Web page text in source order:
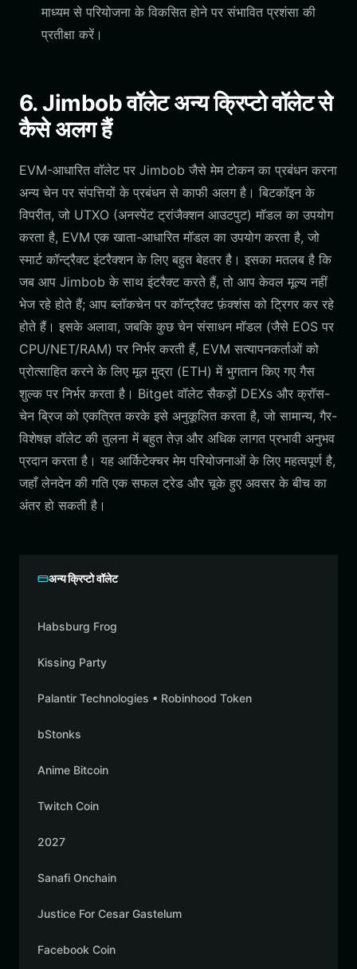
माध्यम से परियोजना के विकसित होने पर संभावित प्रशंसा की
प्रतीक्षा करें।
6. Jimbob वॉलेट अन्य क्रिप्टो वॉलेट से
कैसे अलग हैं
EVM-आधारित वॉलेट पर Jimbob जैसे मेम टोकन का प्रबंधन करना
अन्य चेन पर संपत्तियों के प्रबंधन से काफी अलग है। बिटकॉइन के
विपरीत, जो UTXO (अनस्पेंट ट्रांजैक्शन आउटपुट) मॉडल का उपयोग
करता है, EVM एक खाता-आधारित मॉडल का उपयोग करता है, जो
स्मार्ट कॉन्ट्रैक्ट इंटरैक्शन के लिए बहुत बेहतर है। इसका मतलब है कि
जब आप Jimbob के साथ इंटरैक्ट करते हैं, तो आप केवल मूल्य नहीं
भेज रहे होते हैं; आप ब्लॉकचेन पर कॉन्ट्रैक्ट फ़ंक्शंस को ट्रिगर कर रहे
होते हैं। इसके अलावा, जबकि कुछ चेन संसाधन मॉडल (जैसे EOS पर
CPU/NET/RAM) पर निर्भर करती हैं, EVM सत्यापनकर्ताओं को
प्रोत्साहित करने के लिए मूल मुद्रा (ETH) में भुगतान किए गए गैस
शुल्क पर निर्भर करता है। Bitget वॉलेट सैकड़ों DEXs और क्रॉस-
चेन ब्रिज को एकत्रित करके इसे अनुकूलित करता है, जो सामान्य, गैर-
विशेषज्ञ वॉलेट की तुलना में बहुत तेज़ और अधिक लागत प्रभावी अनुभव
प्रदान करता है। यह आर्किटेक्चर मेम परियोजनाओं के लिए महत्वपूर्ण है,
जहाँ लेनदेन की गति एक सफल ट्रेड और चूके हुए अवसर के बीच का
अंतर हो सकती है।
अन्य क्रिप्टो वॉलेट
Habsburg Frog
Kissing Party
Palantir Technologies • Robinhood Token
bStonks
Anime Bitcoin
Twitch Coin
2027
Sanafi Onchain
Justice For Cesar Gastelum
Facebook Coin